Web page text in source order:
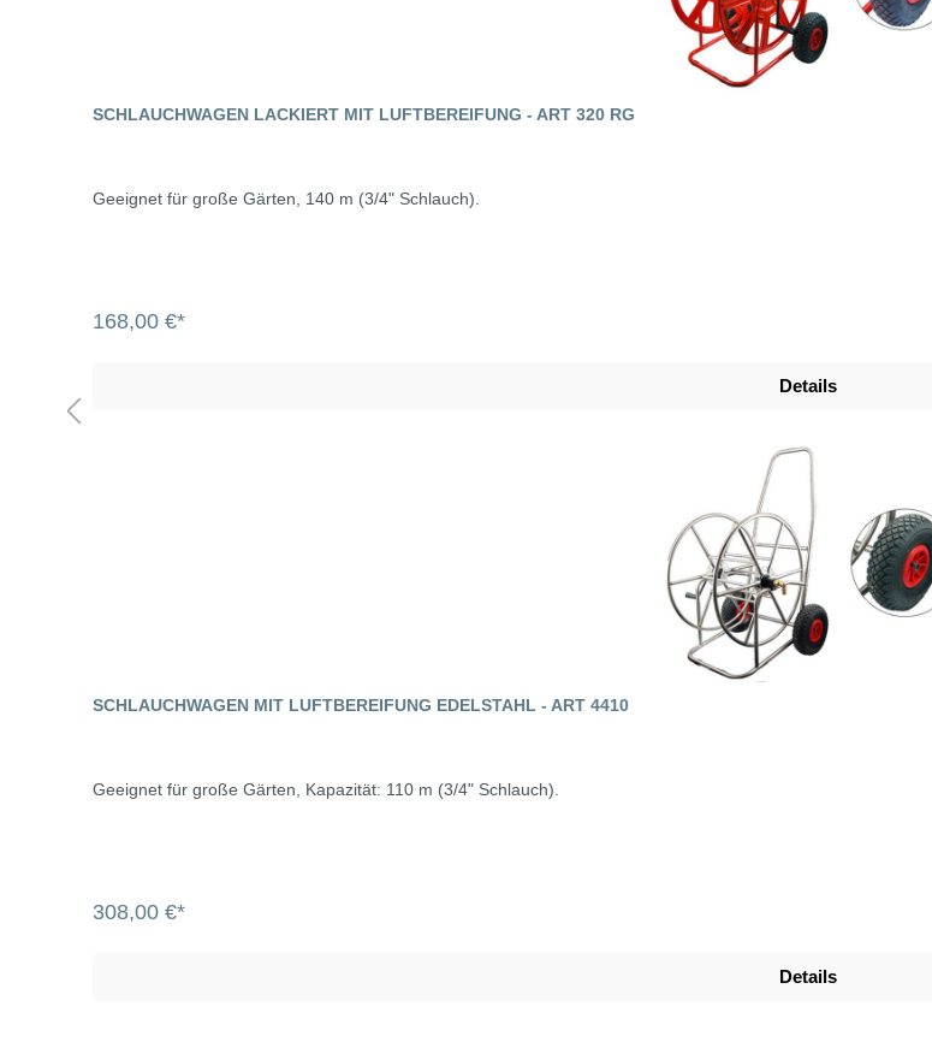
SCHLAUCHWAGEN LACKIERT MIT LUFTBEREIFUNG - ART 320 RG
Geeignet für große Gärten, 140 m (3/4" Schlauch).
168,00 €*
Details
SCHLAUCHWAGEN MIT LUFTBEREIFUNG EDELSTAHL - ART 4410
Geeignet für große Gärten, Kapazität: 110 m (3/4" Schlauch).
308,00 €*
Details